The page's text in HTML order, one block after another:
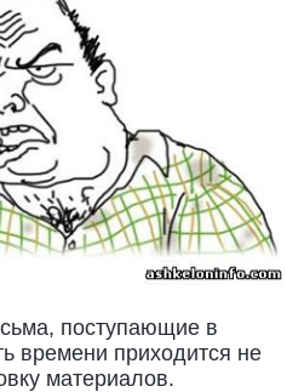
поступающие в
времени приходится не
материалов.